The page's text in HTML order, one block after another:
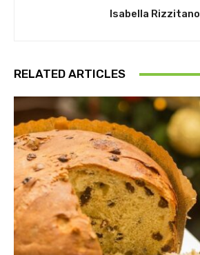
Isabella Rizzitano
RELATED ARTICLES